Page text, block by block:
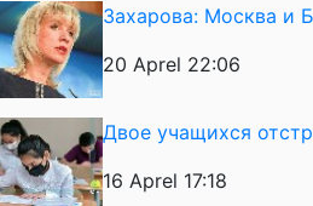
Захарова: Москва и
20 Aprel 22:06
Двое учащихся
16 Aprel 17:18